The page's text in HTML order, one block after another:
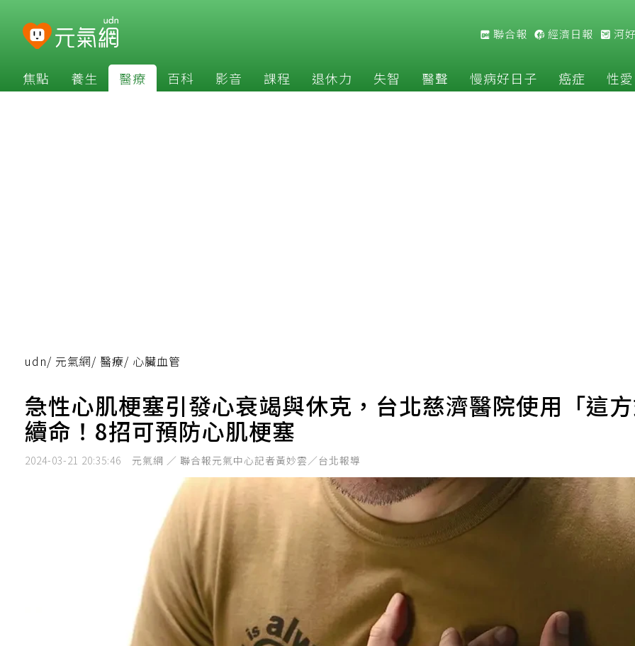
聯合報 經濟日報 河
焦點 養生 醫療 百科 影音 課程 退休力 失智 醫聲 慢病好日子 癌症 性愛
udn/ 元氣網/ 醫療/ 心臟血管
急性心肌梗塞引發心衰竭與休克，台北慈濟醫院使用「這
續命！8招可預防心肌梗塞
2024-03-21 20:35:46 元氣網 ／ 聯合報元氣中心記者黃妙雲／台北報導